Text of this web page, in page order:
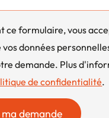
ce formulaire, vous
données
demande. Plus
de confidentialité.
demande